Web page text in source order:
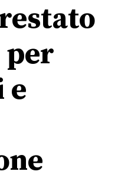
per
e